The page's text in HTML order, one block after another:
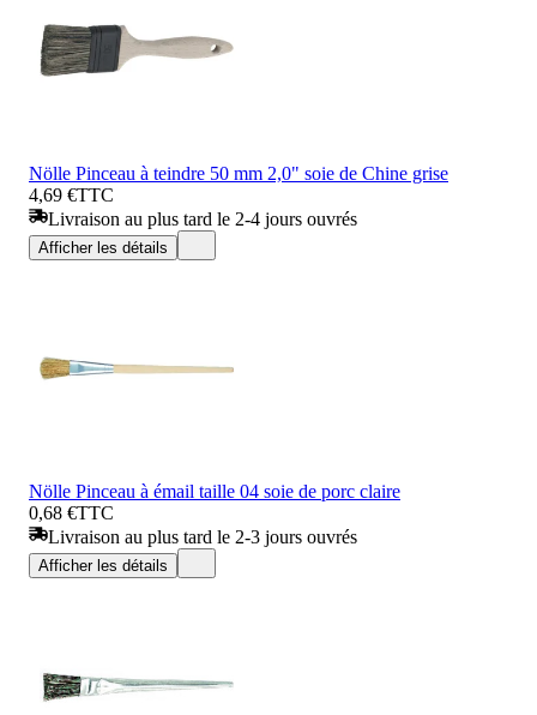
Nölle Pinceau à teindre 50 mm 2,0" soie de Chine grise
4,69 €TTC
Livraison au plus tard le 2-4 jours ouvrés
Afficher les détails
Nölle Pinceau à émail taille 04 soie de porc claire
0,68 €TTC
Livraison au plus tard le 2-3 jours ouvrés
Afficher les détails